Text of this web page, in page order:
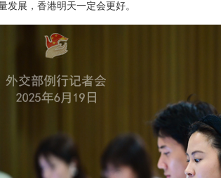
发展，香港明天一定会更好。